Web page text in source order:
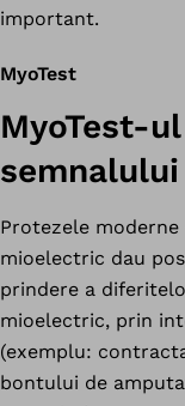
important.
MyoTest
MyoTest-
Protezele
mioelectric dau
prindere a
mioelectric, prin
(exemplu:
bontului de